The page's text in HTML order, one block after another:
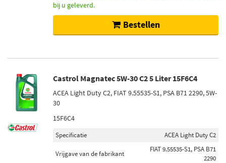
bij u geleverd.
Bestellen
Castrol Magnatec 5W-30 C2 5 Liter 15F6C4
ACEA Light Duty C2, FIAT 9.55535-S1, PSA B71 2290, 5W-
30
15F6C4
Specificatie ACEA Light Duty C2
Vrijgave van de fabrikant
FIAT 9.55535-S1, PSA B71
2290